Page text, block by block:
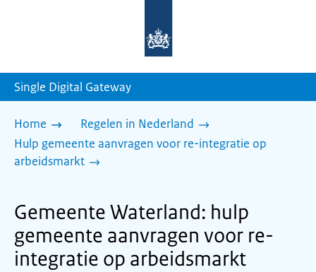
homepage
Single Digital Gateway
Home
Regelen in Nederland
Hulp gemeente aanvragen voor re-integratie op
arbeidsmarkt
Gemeente Waterland: hulp
gemeente aanvragen voor re-
integratie op arbeidsmarkt